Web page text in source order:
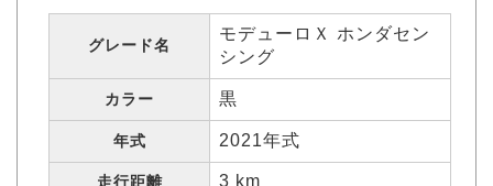
グレード名
モデューロＸ ホンダセン
シング
カラー 黒
年式 2021年式
走行距離 3 km